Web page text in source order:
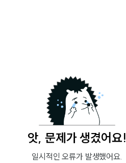
앗, 문제가 생겼어요!
일시적인 오류가 발생했어요.